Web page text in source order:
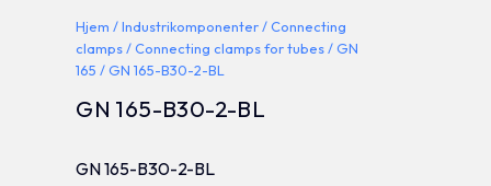
Hjem /Industrikomponenter/Connecting
clamps/Connecting clamps for tubes/GN
165 / GN 165-B30-2-BL
GN 165-B30-2-BL
GN 165-B30-2-BL